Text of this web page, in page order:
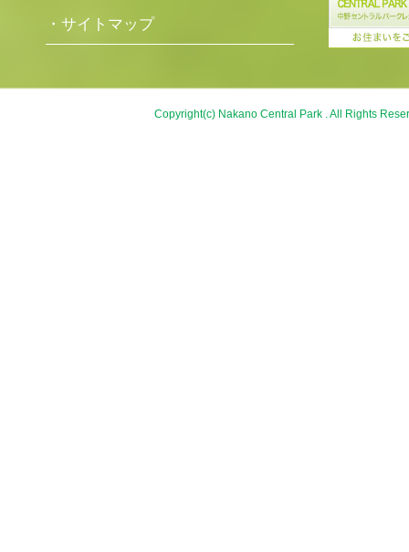
・サイトマップ
Copyright(c) Nakano Central Park . All Rights